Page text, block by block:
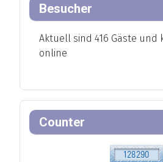
Besucher
Aktuell sind 416 Gäste und
online
Counter